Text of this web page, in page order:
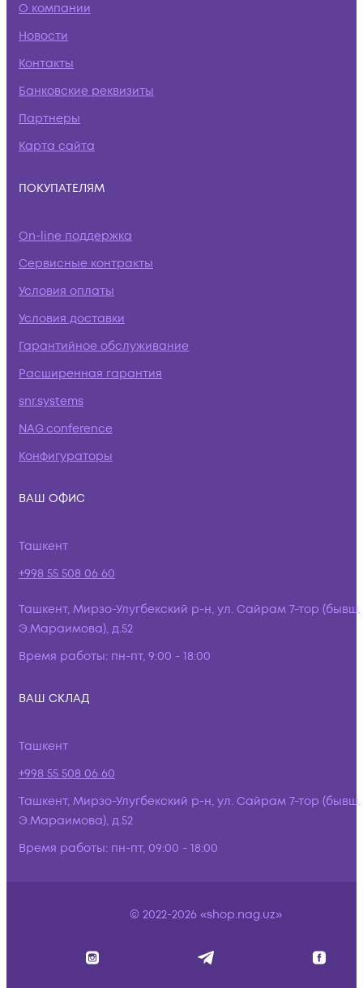
О компании
Новости
Контакты
Банковские реквизиты
Партнеры
Карта сайта
ПОКУПАТЕЛЯМ
On-line поддержка
Сервисные контракты
Условия оплаты
Условия доставки
Гарантийное обслуживание
Расширенная гарантия
snr.systems
NAG.conference
Конфигураторы
ВАШ ОФИС
Ташкент
+998 55 508 06 60
Ташкент, Мирзо-Улугбекский р-н, ул. Сайрам 7-тор (бывш.
Э.Мараимова), д.52
Время работы: пн-пт, 9:00 - 18:00
ВАШ СКЛАД
Ташкент
+998 55 508 06 60
Ташкент, Мирзо-Улугбекский р-н, ул. Сайрам 7-тор (бывш.
Э.Мараимова), д.52
Время работы: пн-пт, 09:00 - 18:00
© 2022-2026 «shop.nag.uz»